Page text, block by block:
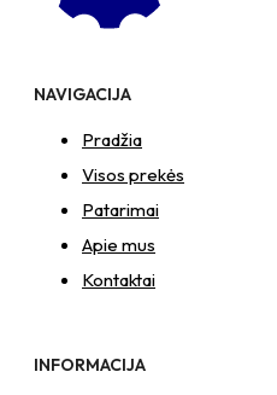
NAVIGACIJA
Pradžia
Visos prekės
Patarimai
Apie mus
Kontaktai
INFORMACIJA